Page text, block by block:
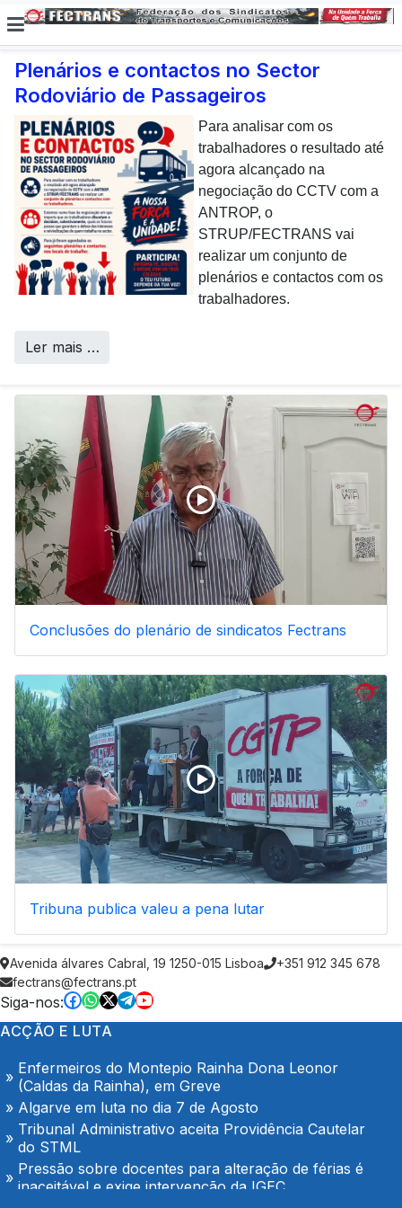
Plenários e contactos no Sector
Rodoviário de Passageiros
Para analisar com os
trabalhadores o resultado até
agora alcançado na
negociação do CCTV com a
ANTROP, o
STRUP/FECTRANS vai
realizar um conjunto de
plenários e contactos com os
trabalhadores.
Ler mais …
E não posso […] deixar de
dar uma nota de
agradecimento aos
colaboradores da CP que,
todos os dias, enfrentam com
sucesso os desafios
operacionais de manutenção
inerentes a uma frota tão
envelhecida.
Call Centers
Conclusões do plenário de sindicatos Fectrans
Tribuna publica valeu a pena lutar
Avenida álvares Cabral, 19 1250-015 Lisboa
+351 912 345 678
fectrans@fectrans.pt
Siga-nos:
ACÇÃO E LUTA
AGOSTO é também de denúncia pública e de
exigência: mais profissionais de saúde, mais
condições de trabalho e mais SNS
Trabalhadores da Super Bock conquistam aumento
salarial
Enfermeiros do Montepio Rainha Dona Leonor
(Caldas da Rainha), em Greve
Algarve em luta no dia 7 de Agosto
Tribunal Administrativo aceita Providência Cautelar
do STML
Pressão sobre docentes para alteração de férias é
inaceitável e exige intervenção da IGEC